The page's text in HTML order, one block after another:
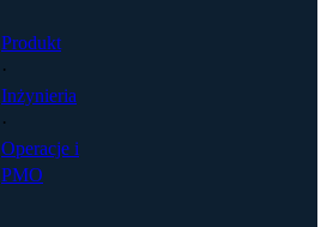
Produkt
·
Inżynieria
·
Operacje i
PMO